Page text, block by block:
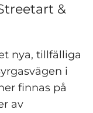
&
nya, tillfälliga
i
finnas på
av